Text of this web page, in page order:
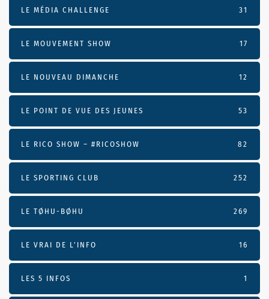
LE MÉDIA CHALLENGE 31
LE MOUVEMENT SHOW 17
LE NOUVEAU DIMANCHE 12
LE POINT DE VUE DES JEUNES 53
LE RICO SHOW – #RICOSHOW 82
LE SPORTING CLUB 252
LE TØHU-BØHU 269
LE VRAI DE L’INFO 16
LES 5 INFOS 1